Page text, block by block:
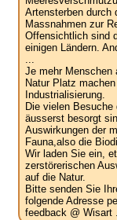
Artensterben durch
Massnahmen zur
Offensichtlich sind
einigen Ländern.
...
Je mehr Menschen
Natur Platz
Industrialisierung.
Die vielen
äusserst besorgt
Auswirkungen der
Fauna,also die
Wir laden Sie ein,
zerstörerischen
auf die Natur.
Bitte senden Sie
folgende Adresse
feedback @ Wisart